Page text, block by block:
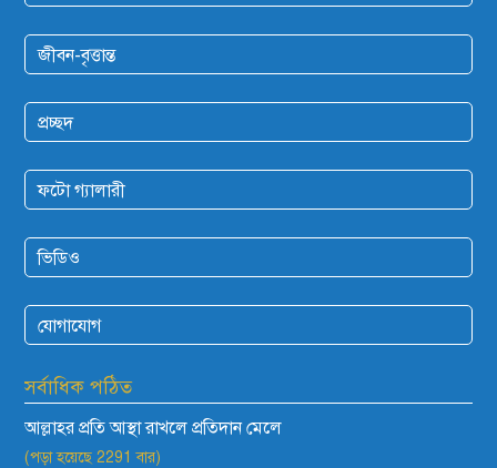
জীবন-বৃত্তান্ত
প্রচ্ছদ
ফটো গ্যালারী
ভিডিও
যোগাযোগ
সর্বাধিক পঠিত
আল্লাহর প্রতি আস্থা রাখলে প্রতিদান মেলে
(পড়া হয়েছে 2291 বার)